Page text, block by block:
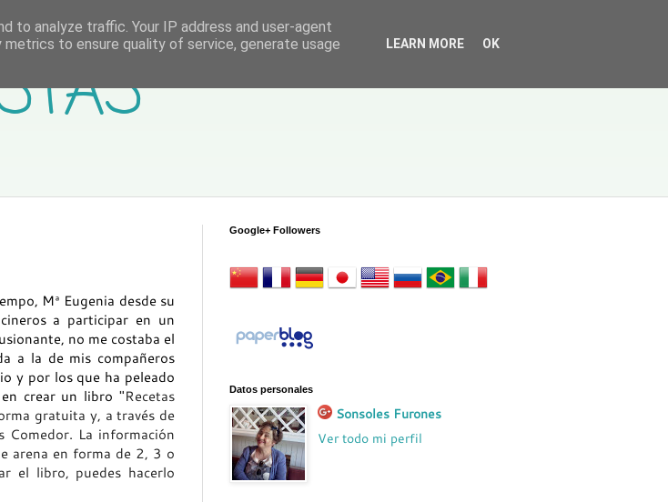
Mª Eugenia desde su
a participar en un
no me costaba el
a la de mis compañeros
y por los que ha peleado
crear un libro "Recetas
gratuita y, a través de
Comedor. La información
arena en forma de 2, 3 o
el libro, puedes hacerlo
Google+ Followers
Datos personales
Sonsoles Furones
Ver todo mi perfil
to analyze traffic. Your IP address and user-agent
to ensure quality of service, generate usage
LEARN MORE OK